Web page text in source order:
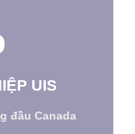
UIS
đầu Canada